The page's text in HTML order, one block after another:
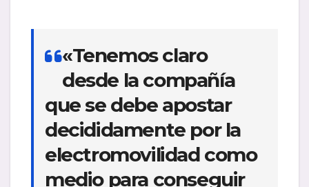
«Tenemos claro
desde la compañía
que se debe apostar
decididamente por la
electromovilidad como
medio para conseguir